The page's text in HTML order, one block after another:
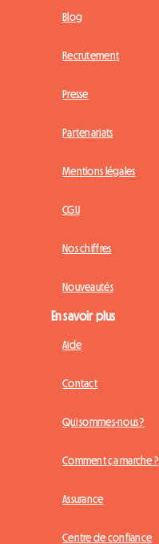
Blog
Recrutement
Presse
Partenariats
Mentions légales
CGU
Nos chiffres
Nouveautés
En savoir plus
Aide
Contact
Qui sommes-nous ?
Comment ça marche ?
Assurance
Centre de confiance